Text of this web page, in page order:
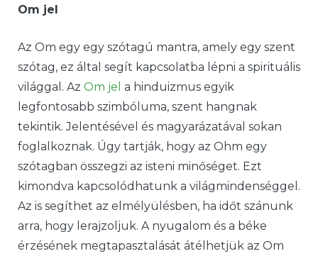
Om jel
Az Om egy egy szótagú mantra, amely egy szent
szótag, ez által segít kapcsolatba lépni a spirituális
világgal. Az Om jel a hinduizmus egyik
legfontosabb szimbóluma, szent hangnak
tekintik. Jelentésével és magyarázatával sokan
foglalkoznak. Úgy tartják, hogy az Ohm egy
szótagban összegzi az isteni minőséget. Ezt
kimondva kapcsolódhatunk a világmindenséggel.
Az is segíthet az elmélyülésben, ha időt szánunk
arra, hogy lerajzoljuk. A nyugalom és a béke
érzésének megtapasztalását átélhetjük az Om